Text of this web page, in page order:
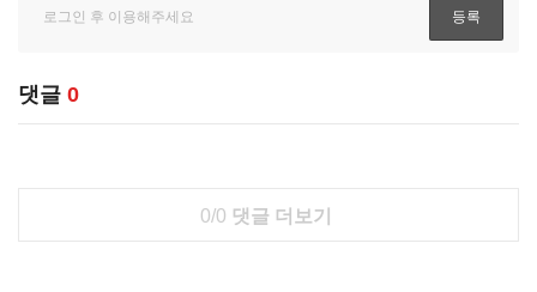
댓글 0
0/0 댓글 더보기